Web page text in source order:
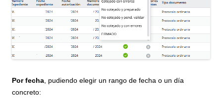
Por fecha , pudiendo elegir un rango de fecha o un día
concreto: